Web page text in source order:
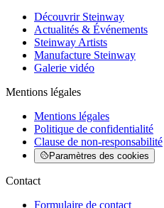
Découvrir Steinway
Actualités & Événements
Steinway Artists
Manufacture Steinway
Galerie vidéo
Mentions légales
Mentions légales
Politique de confidentialité
Clause de non-responsabilité
Paramètres des cookies
Contact
Formulaire de contact